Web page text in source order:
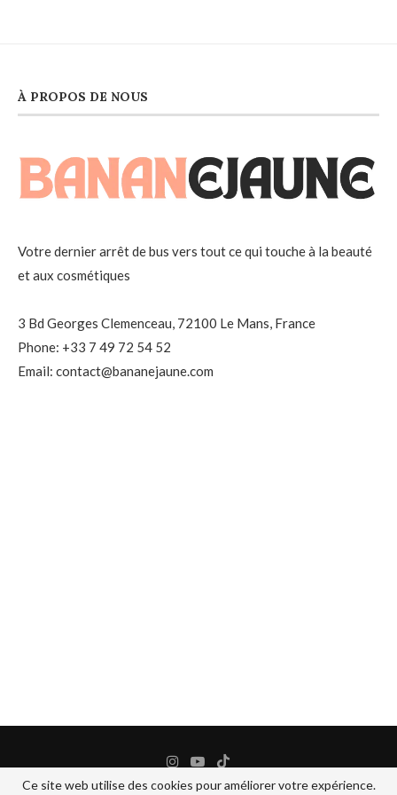
À PROPOS DE NOUS
Votre dernier arrêt de bus vers tout ce qui touche à la beauté
et aux cosmétiques
3 Bd Georges Clemenceau, 72100 Le Mans, France
Phone: +33 7 49 72 54 52
Email: contact@bananejaune.com
Ce site web utilise des cookies pour améliorer votre expérience.